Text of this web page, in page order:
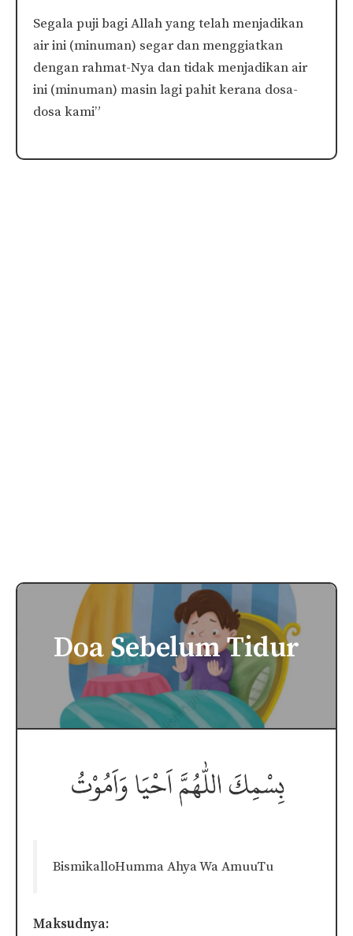
Segala puji bagi Allah yang telah menjadikan
air ini (minuman) segar dan menggiatkan
dengan rahmat-Nya dan tidak menjadikan air
ini (minuman) masin lagi pahit kerana dosa-
dosa kami”
Doa Sebelum Tidur
BismikalloHumma Ahya Wa AmuuTu
Maksudnya: